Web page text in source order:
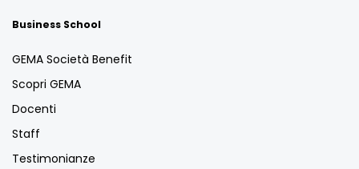
Business School
GEMA Società Benefit
Scopri GEMA
Docenti
Staff
Testimonianze